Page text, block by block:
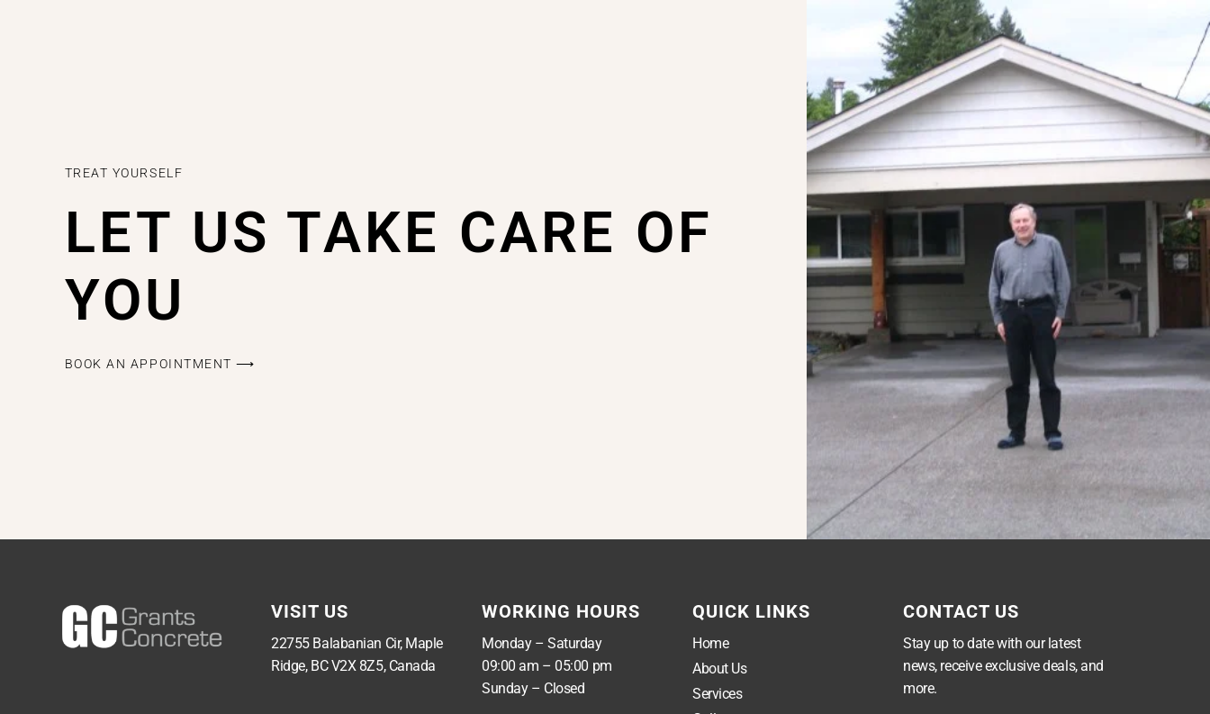
TREAT YOURSELF
LET US TAKE CARE OF
YOU
BOOK AN APPOINTMENT ⟶
VISIT US
22755 Balabanian Cir, Maple
Ridge, BC V2X 8Z5, Canada
WORKING HOURS
Monday – Saturday
09:00 am – 05:00 pm
Sunday – Closed
QUICK LINKS
Home
About Us
Services
CONTACT US
Stay up to date with our latest
news, receive exclusive deals, and
more.